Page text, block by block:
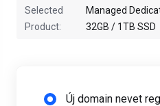
Selected
Product:
Managed
32GB / 1TB SSD
Új domain nevet